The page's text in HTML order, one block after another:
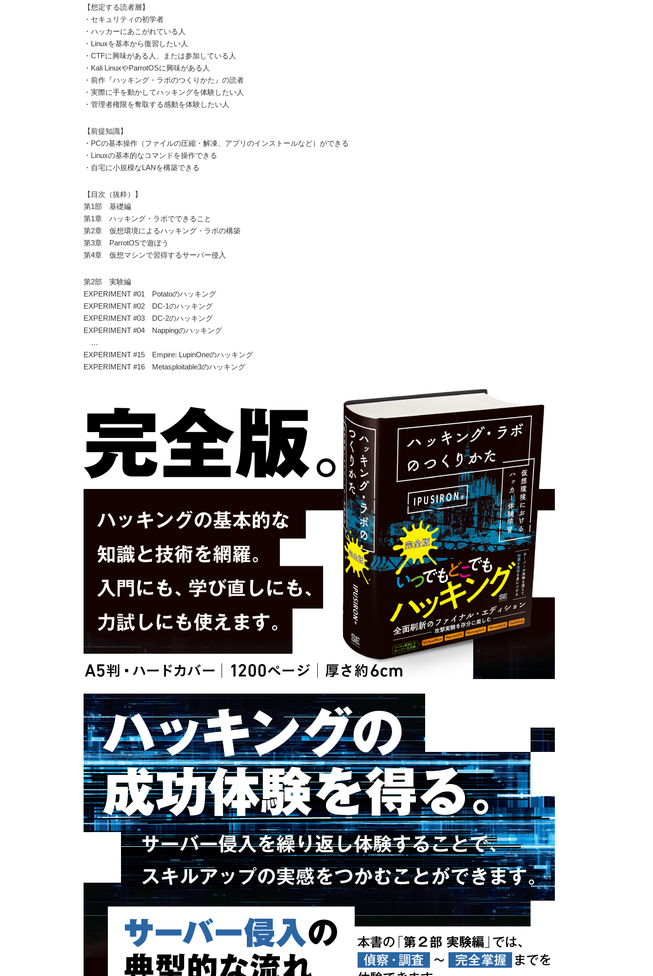
【想定する読者層】
・セキュリティの初学者
・ハッカーにあこがれている人
・Linuxを基本から復習したい人
・CTFに興味がある人、または参加している人
・Kali LinuxやParrotOSに興味がある人
・前作『ハッキング・ラボのつくりかた』の読者
・実際に手を動かしてハッキングを体験したい人
・管理者権限を奪取する感動を体験したい人
【前提知識】
・PCの基本操作（ファイルの圧縮・解凍、アプリのインストールなど）ができる
・Linuxの基本的なコマンドを操作できる
・自宅に小規模なLANを構築できる
【目次（抜粋）】
第1部 基礎編
第1章 ハッキング・ラボでできること
第2章 仮想環境によるハッキング・ラボの構築
第3章 ParrotOSで遊ぼう
第4章 仮想マシンで習得するサーバー侵入
第2部 実験編
EXPERIMENT #01 Potatoのハッキング
EXPERIMENT #02 DC-1のハッキング
EXPERIMENT #03 DC-2のハッキング
EXPERIMENT #04 Nappingのハッキング
…
EXPERIMENT #15 Empire: LupinOneのハッキング
EXPERIMENT #16 Metasploitable3のハッキング